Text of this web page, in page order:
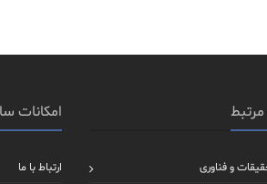
و فناوری
امکانات
ارتباط با ما